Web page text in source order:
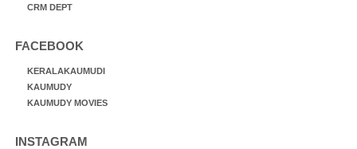
CRM DEPT
FACEBOOK
KERALAKAUMUDI
KAUMUDY
KAUMUDY MOVIES
INSTAGRAM